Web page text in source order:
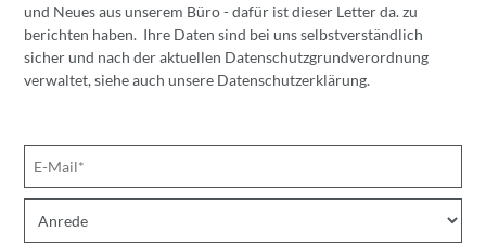
und Neues aus unserem Büro - dafür ist dieser Letter da. zu
berichten haben. Ihre Daten sind bei uns selbstverständlich
sicher und nach der aktuellen Datenschutzgrundverordnung
verwaltet, siehe auch unsere Datenschutzerklärung.